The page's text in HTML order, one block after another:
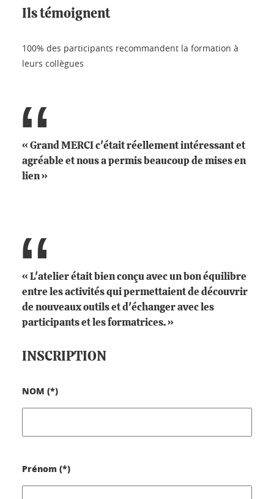
Ils témoignent
100% des participants recommandent la formation à
leurs collègues
« Grand MERCI c'était réellement intéressant et
agréable et nous a permis beaucoup de mises en
lien »
« L'atelier était bien conçu avec un bon équilibre
entre les activités qui permettaient de découvrir
de nouveaux outils et d'échanger avec les
participants et les formatrices. »
INSCRIPTION
NOM (*)
Prénom (*)